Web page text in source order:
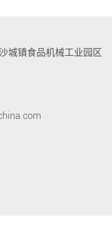
城镇食品机械工业园区